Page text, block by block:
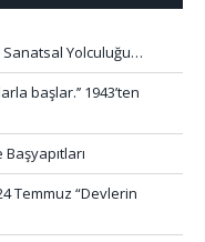
Sanatsal Yolculuğu…
başlar.’’ 1943’ten
Başyapıtları
Temmuz “Devlerin